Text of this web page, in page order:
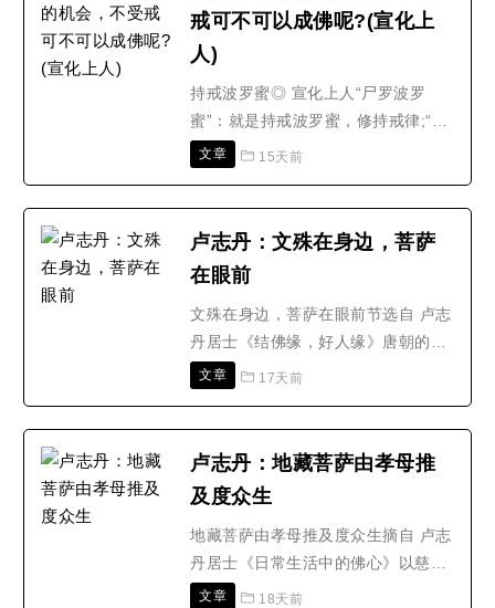
本体来说是无二无别的，就其层次来
说，十地各各不同。依大乘佛..
戒可不可以成佛呢?(宣化上
人)
持戒波罗蜜◎ 宣化上人“尸罗波罗
蜜”：就是持戒波罗蜜，修持戒律;“尸
罗”是梵语，翻译为戒律。戒律在佛教
所谓“众生受佛戒，即入诸佛位;位同
众生，你受佛戒，就有成佛的机会。
那么不受戒可不..
文章 15天前
卢志丹：文殊在身边，菩萨
在眼前
文殊在身边，菩萨在眼前节选自 卢志
丹居士《结佛缘，好人缘》唐朝的法
顺大师，又名为杜顺和尚，他是华严
修习定法，有很多神验。有一年，唐
朕为劳热所苦，以大师的神力何以灭
除？杜顺说：皇上以圣德..
文章 17天前
卢志丹：地藏菩萨由孝母推
及度众生
地藏菩萨由孝母推及度众生摘自 卢志
丹居士《日常生活中的佛心》以慈悲
为怀的佛陀教导人们要心包太虚，量
文章 18天前